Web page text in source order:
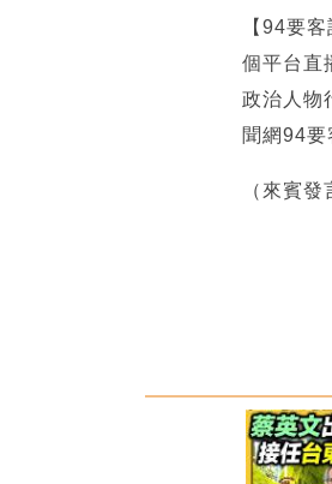
【94要
個平台直
政治人物
聞網94
（來賓